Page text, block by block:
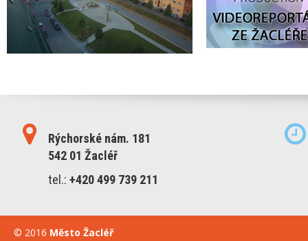
Rýchorské nám. 181
542 01 Žacléř
tel.:+420 499 739 211
© 2016 Město Žacléř